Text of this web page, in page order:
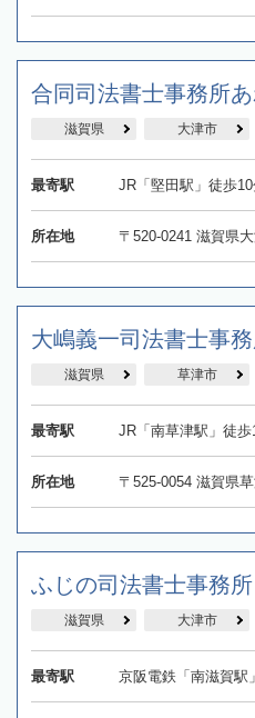
合同司法書士事務所
滋賀県 大津市
最寄駅 JR「堅田駅」徒歩10
所在地 〒520-0241 滋賀県
大嶋義一司法書士事
滋賀県 草津市
最寄駅 JR「南草津駅」徒歩
所在地 〒525-0054 滋賀県
ふじの司法書士事務所
滋賀県 大津市
最寄駅 京阪電鉄「南滋賀駅